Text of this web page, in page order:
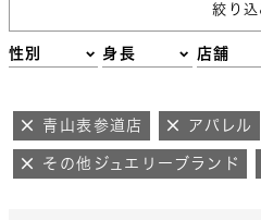
絞り込
性別 身長 店舗
青山表参道店 アパレル
その他ジュエリーブランド